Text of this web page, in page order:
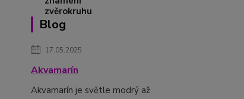
Blog
17.05.2025
Akvamarín
Akvamarín je světle modrý až